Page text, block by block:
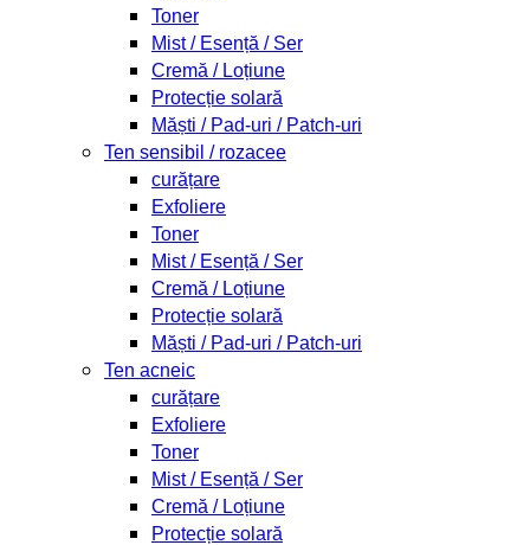
Toner
Mist / Esență / Ser
Cremă / Loțiune
Protecție solară
Măști / Pad-uri / Patch-uri
Ten sensibil / rozacee
curățare
Exfoliere
Toner
Mist / Esență / Ser
Cremă / Loțiune
Protecție solară
Măști / Pad-uri / Patch-uri
Ten acneic
curățare
Exfoliere
Toner
Mist / Esență / Ser
Cremă / Loțiune
Protecție solară